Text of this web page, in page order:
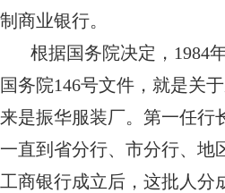
制商业银行。
根据国务院决定，1984
国务院146号文件，就是关
来是振华服装厂。第一任行
一直到省分行、市分行、地
工商银行成立后，这批人分